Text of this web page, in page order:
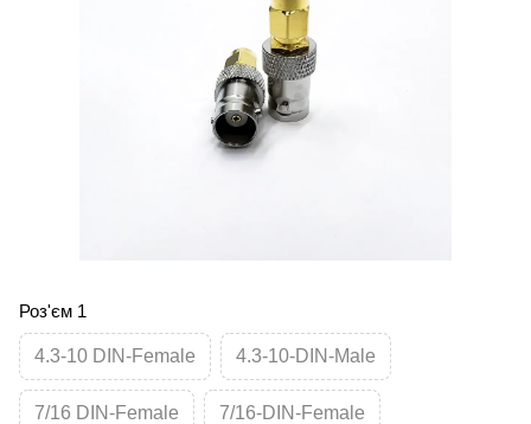
Роз'єм 1
4.3-10 DIN-Female 4.3-10-DIN-Male
7/16 DIN-Female 7/16-DIN-Female